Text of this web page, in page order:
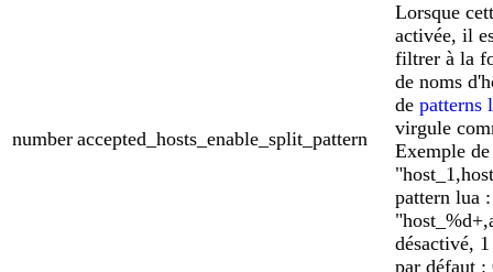
number accepted_hosts_enable_split_pattern
Lorsque
activée, il
filtrer à la
de noms
de patterns
virgule
Exemple
pattern lua :
désactivé,
par défaut :